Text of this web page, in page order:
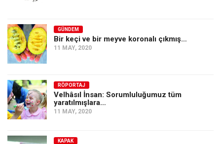
Dünya
Asya
Amerika
Avustralya
Tarih
Düşünce
GÜNDEM
Bir keçi ve bir meyve koronalı çıkmış…
11 MAY, 2020
RÖPORTAJ
Velhâsıl İnsan: Sorumluluğumuz tüm
yaratılmışlara…
11 MAY, 2020
KAPAK